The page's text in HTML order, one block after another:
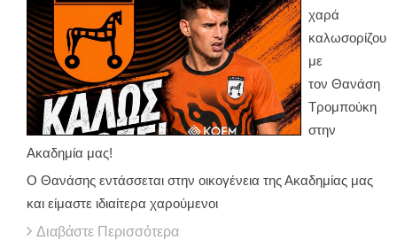
χαρά
καλωσορίζου
με
τον Θανάση
Τρομπούκη
στην
Ακαδημία μας!
Ο Θανάσης εντάσσεται στην οικογένεια της Ακαδημίας μας
και είμαστε ιδιαίτερα χαρούμενοι
Διαβάστε Περισσότερα